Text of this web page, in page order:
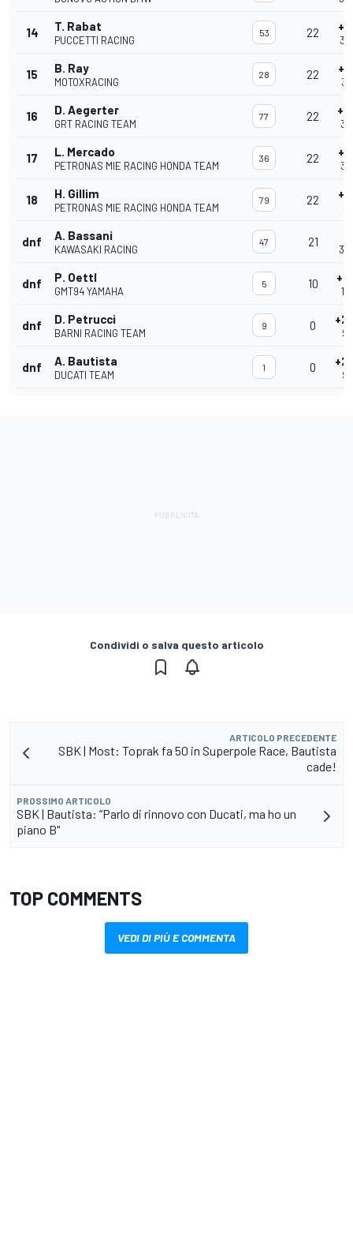
14 T. Rabat
PUCCETTI RACING
53 22
15 B. Ray
MOTOXRACING
28 22
16 D. Aegerter
GRT RACING TEAM
77 22
17 L. Mercado
PETRONAS MIE RACING HONDA TEAM
36 22
18 H. Gillim
PETRONAS MIE RACING HONDA TEAM
79 22
dnf A. Bassani
KAWASAKI RACING
47 21
dnf P. Oettl
GMT94 YAMAHA
5 10
dnf D. Petrucci
BARNI RACING TEAM
9 0
dnf A. Bautista
DUCATI TEAM
1 0
Condividi o salva questo articolo
ARTICOLO PRECEDENTE
SBK | Most: Toprak fa 50 in Superpole Race, Bautista
cade!
PROSSIMO ARTICOLO
SBK | Bautista: “Parlo di rinnovo con Ducati, ma ho un
piano B"
TOP COMMENTS
VEDI DI PIÙ E COMMENTA